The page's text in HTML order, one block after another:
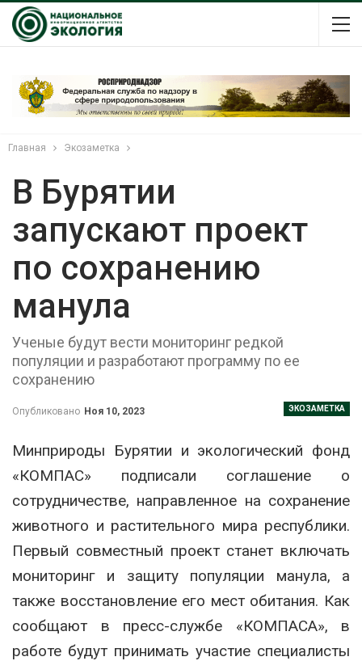
Главная Экозаметка
В Бурятии
запускают проект
по сохранению
манула
Ученые будут вести мониторинг редкой
популяции и разработают программу по ее
сохранению
ЭКОЗАМЕТКА
Опубликовано Ноя 10, 2023
Минприроды Бурятии и экологический фонд
«КОМПАС» подписали соглашение о
сотрудничестве, направленное на сохранение
животного и растительного мира республики.
Первый совместный проект станет включать
мониторинг и защиту популяции манула, а
также восстановление его мест обитания. Как
сообщают в пресс-службе «КОМПАСА», в
работе будут принимать участие специалисты